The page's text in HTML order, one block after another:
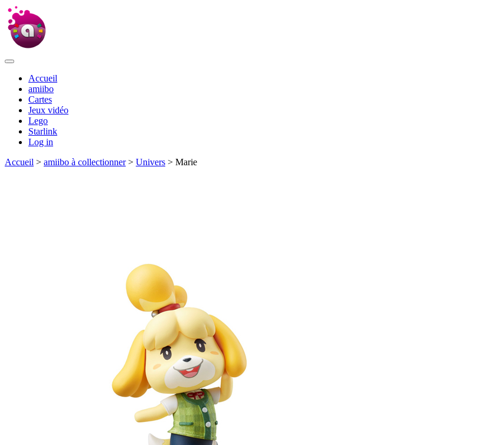
Accueil
amiibo
Cartes
Jeux vidéo
Lego
Starlink
Log in
Accueil > amiibo à collectionner> Univers > Marie